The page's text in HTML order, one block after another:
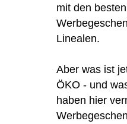
mit den besten
Linealen.
Aber was ist
ÖKO - und
haben hier